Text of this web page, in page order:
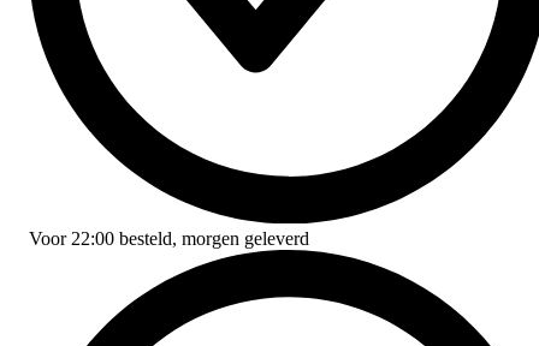
Voor 22:00 besteld, morgen geleverd